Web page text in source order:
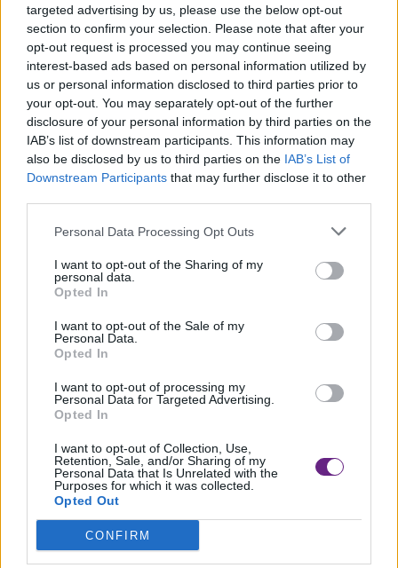
targeted advertising by us, please use the below opt-out
section to confirm your selection. Please note that after your
opt-out request is processed you may continue seeing
interest-based ads based on personal information utilized by
us or personal information disclosed to third parties prior to
your opt-out. You may separately opt-out of the further
disclosure of your personal information by third parties on the
IAB’s list of downstream participants. This information may
also be disclosed by us to third parties on the IAB’s List of
Downstream Participants that may further disclose it to other
Personal Data Processing Opt Outs
I want to opt-out of the Sharing of my
personal data.
Opted In
I want to opt-out of the Sale of my
Personal Data.
Opted In
I want to opt-out of processing my
Personal Data for Targeted Advertising.
Opted In
I want to opt-out of Collection, Use,
Retention, Sale, and/or Sharing of my
Personal Data that Is Unrelated with the
Purposes for which it was collected.
Opted Out
CONFIRM
Precedente
Si ribalta sull’Aurelia, ferita una
30enne
Successivo